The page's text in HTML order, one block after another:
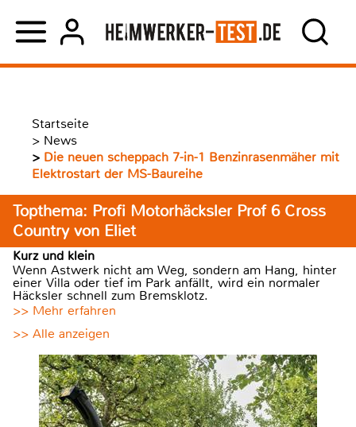
Startseite
> News
> Die neuen scheppach 7-in-1 Benzinrasenmäher mit
Elektrostart der MS-Baureihe
Topthema: Profi Motorhäcksler Prof 6 Cross
Country von Eliet
Kurz und klein
Wenn Astwerk nicht am Weg, sondern am Hang, hinter
einer Villa oder tief im Park anfällt, wird ein normaler
Häcksler schnell zum Bremsklotz.
>> Mehr erfahren
>> Alle anzeigen